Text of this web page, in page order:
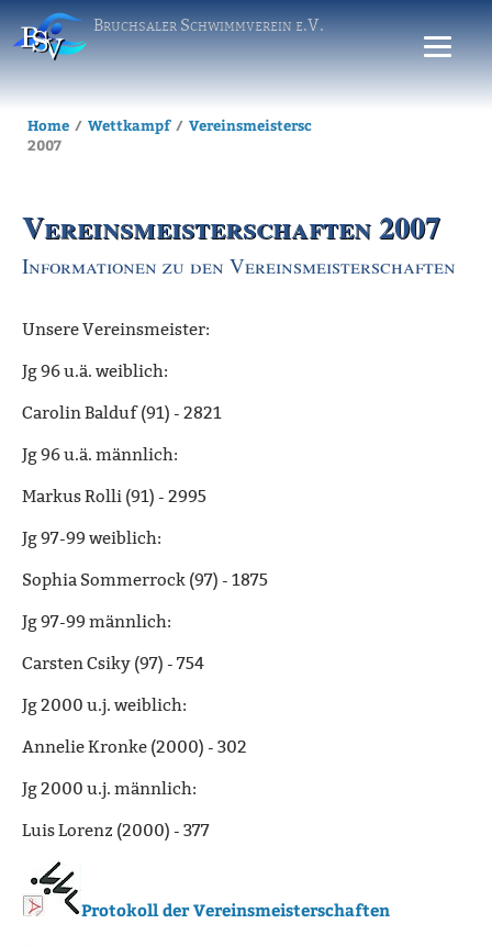
Bruchsaler Schwimmverein e.V.
Home Wettkampf Vereinsmeisterschaften
2007
Vereinsmeisterschaften 2007
Informationen zu den Vereinsmeisterschaften
Unsere Vereinsmeister:
Jg 96 u.ä. weiblich:
Carolin Balduf (91) - 2821
Jg 96 u.ä. männlich:
Markus Rolli (91) - 2995
Jg 97-99 weiblich:
Sophia Sommerrock (97) - 1875
Jg 97-99 männlich:
Carsten Csiky (97) - 754
Jg 2000 u.j. weiblich:
Annelie Kronke (2000) - 302
Jg 2000 u.j. männlich:
Luis Lorenz (2000) - 377
Protokoll der Vereinsmeisterschaften